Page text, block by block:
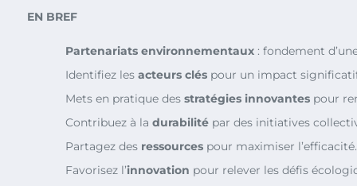
EN BREF
Partenariats environnementaux : fondement
Identifiez les acteurs clés pour un impact
Mets en pratique des stratégies innovantes pour
Contribuez à la durabilité par des initiatives
Partagez des ressources pour maximiser l’efficacité.
Favorisez l’innovation pour relever les défis